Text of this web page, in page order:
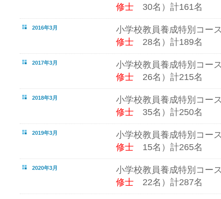
修士 30名）計161名
2016年3月
小学校教員養成特別コー
修士 28名）計189名
2017年3月
小学校教員養成特別コー
修士 26名）計215名
2018年3月
小学校教員養成特別コー
修士 35名）計250名
2019年3月
小学校教員養成特別コー
修士 15名）計265名
2020年3月
小学校教員養成特別コー
修士 22名）計287名